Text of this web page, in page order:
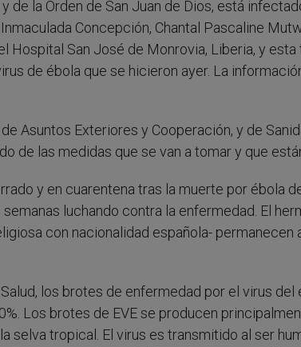
de la Orden de San Juan de Dios, está
Concepción, Chantal Pascaline
Hospital San José de Monrovia, Liberia, y esta
de ébola que se hicieron ayer. La
Asuntos Exteriores y Cooperación, y de
de las medidas que se van a tomar y que
y en cuarentena tras la muerte por ébola
luchando contra la enfermedad. El
con nacionalidad española- permanecen
los brotes de enfermedad por el virus del
Los brotes de EVE se producen
selva tropical. El virus es transmitido al ser